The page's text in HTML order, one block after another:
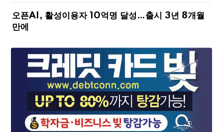
오픈AI, 활성이용자 10억명 달성…출시 3년 8개월
만에